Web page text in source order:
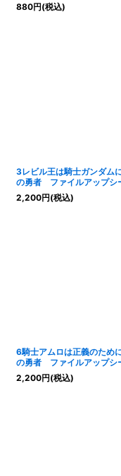
880円(税込)
3レビル王は騎士ガンダム
の勇者 ファイルアップシ
2,200円(税込)
6騎士アムロは正義のため
の勇者 ファイルアップシ
2,200円(税込)